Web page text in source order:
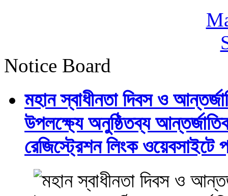
Notice Board
মহান স্বাধীনতা দিবস ও
উপলক্ষ্যে অনুষ্ঠিতব্য
রেজিস্ট্রেশন লিংক ওয়েবসাইটে